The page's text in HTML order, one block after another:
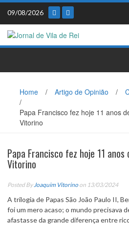
Skip
content
09/08/2026
Home / Artigo de Opinião /
/
Papa Francisco fez hoje 11 anos
Vitorino
Papa Francisco fez hoje 11
Vitorino
Posted By Joaquim Vitorino on 13/03/2024
A trilogia de Papas São João Paulo II,
foi um mero acaso; o mundo precisava
afastasse da grande diferença entre